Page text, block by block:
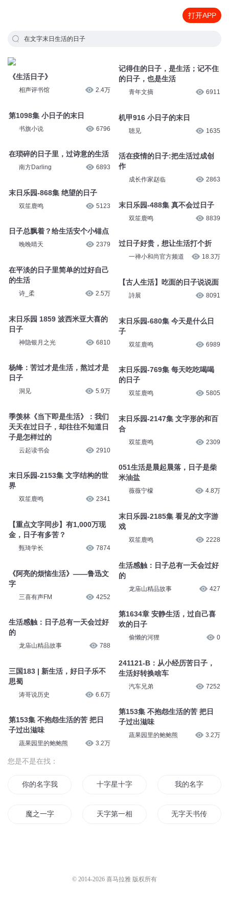
打开APP
在文字末日生活的日子
《生活日子》
相声评书馆 2.4万
第1098集 小日子的末日
书旗小说 6796
在琐碎的日子里，过诗意的生活
南方Darling 6893
末日乐园-868集 绝望的日子
双笙鹿鸣 5123
日子总飘着？给生活安个小锚点
晚晚晴天 2379
在平淡的日子里简单的过好自己
的生活
诗_柔 2.5万
末日乐园 1859 波西米亚大喜的
日子
神隐银月之光 6810
杨绛：苦过才是生活，熬过才是
日子
洞见 5.9万
季羡林《当下即是生活》：我们
天天在过日子，却往往不知道日
子是怎样过的
云起读书会 2910
末日乐园-2153集 文字结构的世
界
双笙鹿鸣 2341
【重点文字同步】有1,000万现
金，日子有多苦？
甄琦学长 7874
《阿亮的烦恼生活》——鲁迅文
字
三喜有声FM 4252
生活感触：日子总有一天会过好
的
龙庙山精品故事 788
三国183 | 新生活，好日子乐不
思蜀
涛哥说历史 6.6万
第153集 不抱怨生活的苦 把日
子过出滋味
蔬果园里的鲍鲍熊 3.2万
记得住的日子，是生活；记不住
的日子，也是生活
青年文摘 6911
机甲916 小日子的末日
聴见 1635
活在疫情的日子:把生活过成创
作
成长作家赵临 2863
末日乐园-488集 真不会过日子
双笙鹿鸣 8839
过日子好贵，想让生活打个折
一禅小和尚官方频道 18.3万
【古人生活】吃面的日子说说面
詩展 8091
末日乐园-680集 今天是什么日
子
双笙鹿鸣 6989
末日乐园-769集 每天吃吃喝喝
的日子
双笙鹿鸣 5805
末日乐园-2147集 文字形的和百
合
双笙鹿鸣 2309
051生活是晨起晨落，日子是柴
米油盐
薇薇宁檬 4.8万
末日乐园-2185集 看见的文字游
戏
双笙鹿鸣 2228
生活感触：日子总有一天会过好
的
龙庙山精品故事 427
第1634章 安静生活，过自己喜
欢的日子
偷懒的河狸 0
241121-B：从小经历苦日子，
生活好转换啥车
汽车兄弟 7252
第153集 不抱怨生活的苦 把日
子过出滋味
蔬果园里的鲍鲍熊 3.2万
您是不是在找：
你的名字我的过去 十字星十字路 我的名字
魔之一字 天字第一相 无字天书传奇
© 2014-2026 喜马拉雅 版权所有